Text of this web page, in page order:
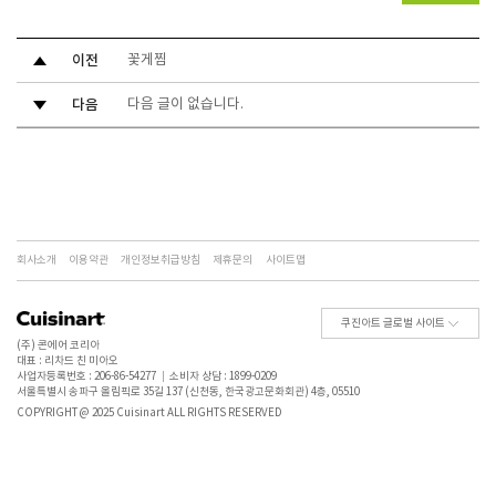
이전 꽃게찜
다음 다음 글이 없습니다.
회사소개 이용약관 개인정보취급방침 제휴문의 사이트맵
쿠진아트 글로벌 사이트
(주) 콘에어 코리아
대표 : 리차드 친 미아오
사업자등록번호 : 206-86-54277
소비자 상담 : 1899-0209
서울특별시 송파구 올림픽로 35길 137 (신천동, 한국광고문화회관) 4층, 05510
COPYRIGHT @ 2025 Cuisinart ALL RIGHTS RESERVED